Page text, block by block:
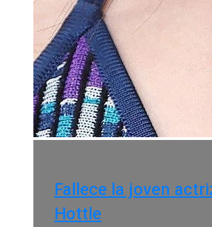
Fallece la joven
Hottle